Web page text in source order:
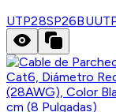
UTP28SP26BU